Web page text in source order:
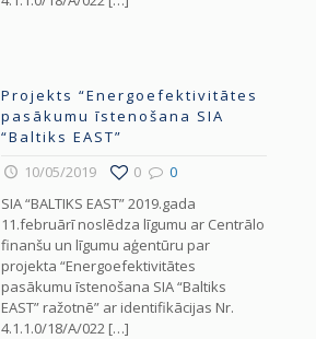
Projekts “Energoefektivitātes
pasākumu īstenošana SIA
“Baltiks EAST”
10/05/2019
0
0
SIA “BALTIKS EAST” 2019.gada
11.februārī noslēdza līgumu ar Centrālo
finanšu un līgumu aģentūru par
projekta “Energoefektivitātes
pasākumu īstenošana SIA “Baltiks
EAST” ražotnē” ar identifikācijas Nr.
4.1.1.0/18/A/022 […]